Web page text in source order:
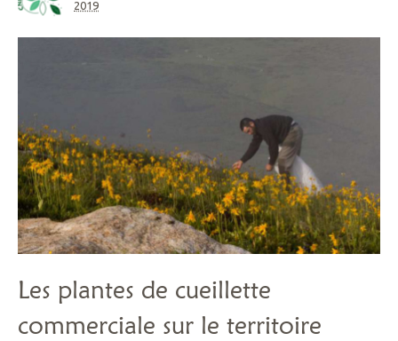
2019
Les plantes de cueillette
commerciale sur le territoire